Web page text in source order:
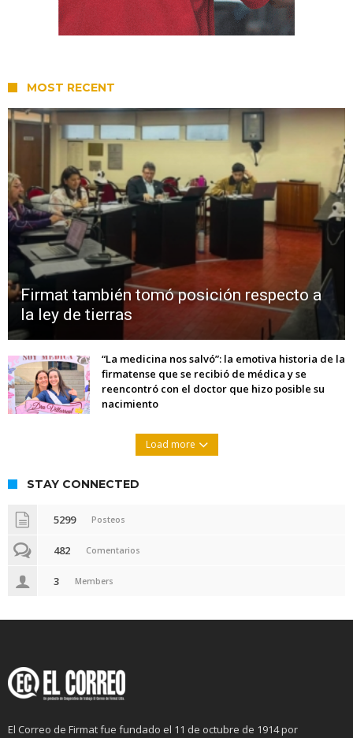
MOST RECENT
Firmat también tomó posición respecto a
la ley de tierras
“La medicina nos salvó”: la emotiva historia de la
firmatense que se recibió de médica y se
reencontró con el doctor que hizo posible su
nacimiento
Load more
STAY CONNECTED
5299 Posteos
482 Comentarios
3 Members
El Correo de Firmat fue fundado el 11 de octubre de 1914 por